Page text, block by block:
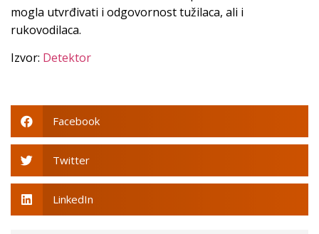
mogla utvrđivati i odgovornost tužilaca, ali i
rukovodilaca.
Izvor: Detektor
Facebook
Twitter
LinkedIn